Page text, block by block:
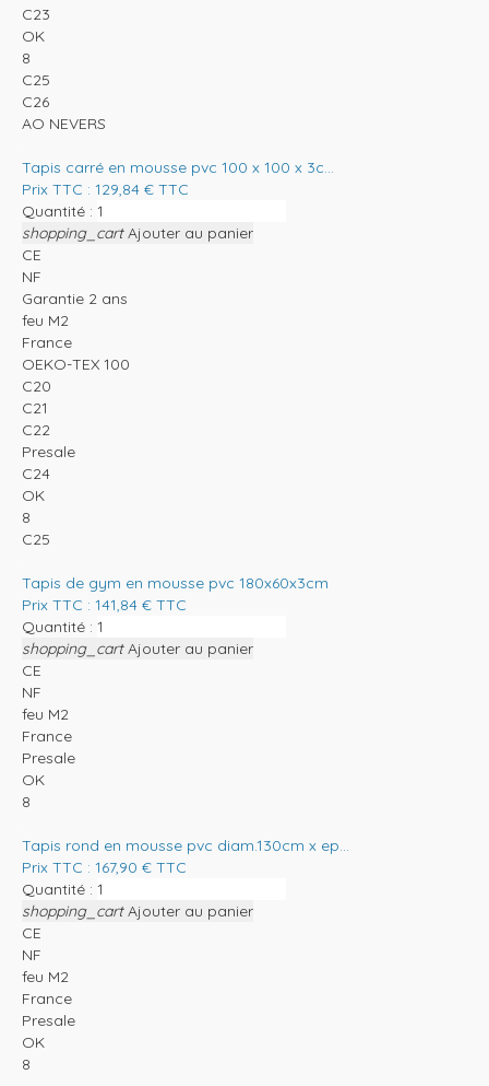
C23
OK
8
C25
C26
AO NEVERS
Tapis carré en mousse pvc 100 x 100 x 3c...
Prix TTC : 129,84 € TTC
Quantité :
shopping_cart Ajouter au panier
CE
NF
Garantie 2 ans
feu M2
France
OEKO-TEX 100
C20
C21
C22
Presale
C24
OK
8
C25
Tapis de gym en mousse pvc 180x60x3cm
Prix TTC : 141,84 € TTC
Quantité :
shopping_cart Ajouter au panier
CE
NF
feu M2
France
Presale
OK
8
Tapis rond en mousse pvc diam.130cm x ep...
Prix TTC : 167,90 € TTC
Quantité :
shopping_cart Ajouter au panier
CE
NF
feu M2
France
Presale
OK
8